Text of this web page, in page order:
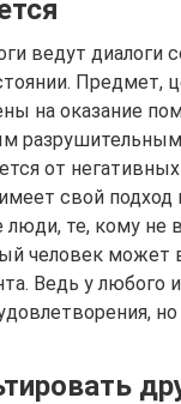
ведут диалоги
Предмет,
на оказание
от
свой
те, кому не
человек может
Ведь у любого